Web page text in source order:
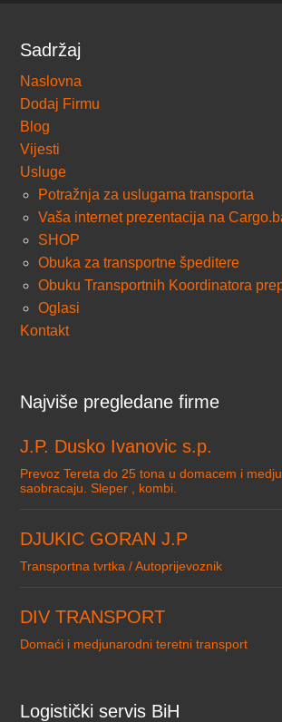
Sadržaj
Naslovna
Dodaj Firmu
Blog
Vijesti
Usluge
Potražnja za uslugama transporta
Vaša internet prezentacija na
SHOP
Obuka za transportne špeditere
Obuku Transportnih Koordinatora
Oglasi
Kontakt
Najviše pregledane firme
J.P. Dusko Ivanovic s.p.
Prevoz Tereta do 25 tona u domacem i
saobracaju. Sleper , kombi.
DJUKIC GORAN J.P
Transportna tvrtka / Autoprijevoznik
DIV TRANSPORT
Domaći i medjunarodni teretni transport
Logistički servis BiH